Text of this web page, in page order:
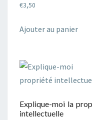
€3,50
Ajouter au panier
Explique-moi la
intellectuelle